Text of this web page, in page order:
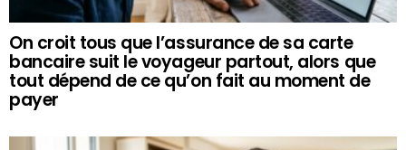
On croit tous que l’assurance de sa carte
bancaire suit le voyageur partout, alors que
tout dépend de ce qu’on fait au moment de
payer